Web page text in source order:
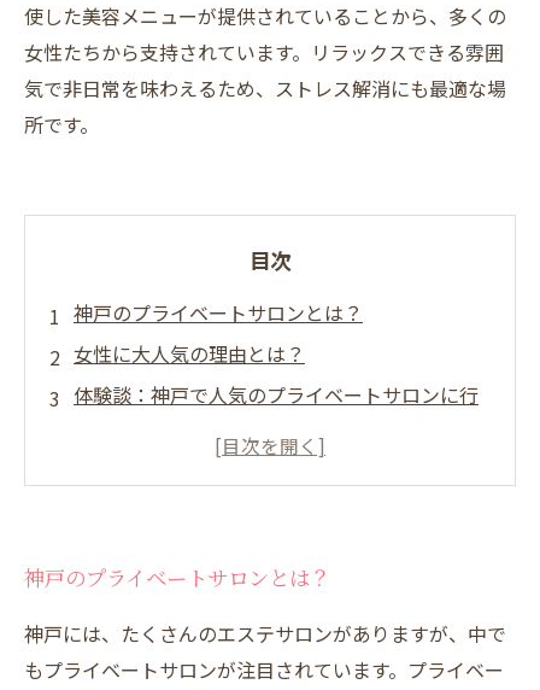
使した美容メニューが提供されていることから、多くの
女性たちから支持されています。リラックスできる雰囲
気で非日常を味わえるため、ストレス解消にも最適な場
所です。
目次
神戸のプライベートサロンとは？
女性に大人気の理由とは？
体験談：神戸で人気のプライベートサロンに行
は？
神戸のプライベートサロンとは？
神戸には、たくさんのエステサロンがありますが、中で
もプライベートサロンが注目されています。プライベー